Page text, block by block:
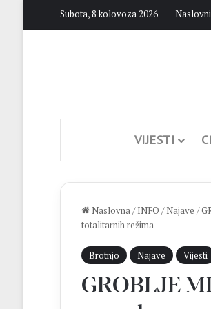
Subota, 8 kolovoza 2026
VIJESTI
Naslovna/ INFO / Najave /
totalitarnih režima
Brotnjo Najave Vijesti
GROBLJE